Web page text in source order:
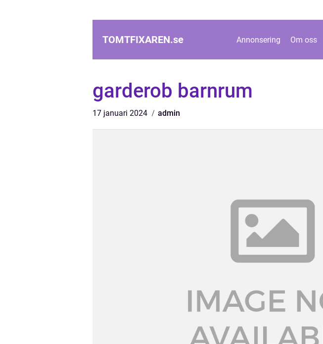
TOMTFIXAREN.se Annonsering Om oss
garderob barnrum
17 januari 2024 admin